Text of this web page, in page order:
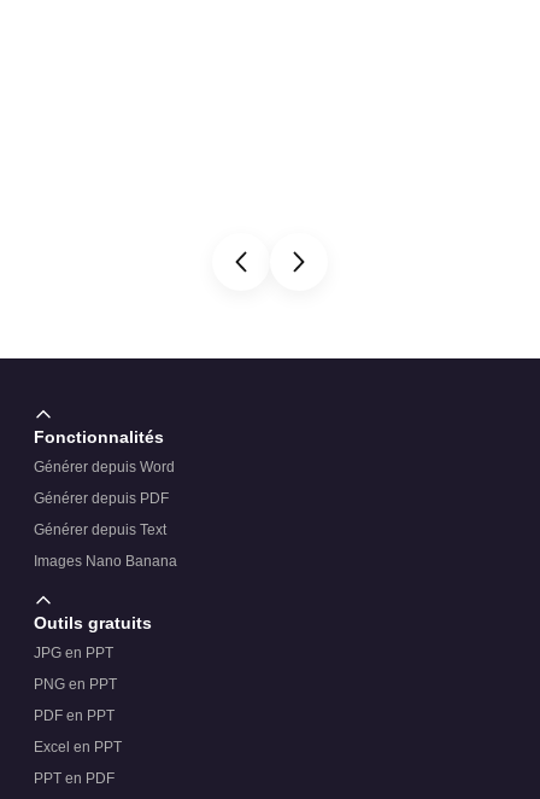
Fonctionnalités
Générer depuis Word
Générer depuis PDF
Générer depuis Text
Images Nano Banana
Outils gratuits
JPG en PPT
PNG en PPT
PDF en PPT
Excel en PPT
PPT en PDF